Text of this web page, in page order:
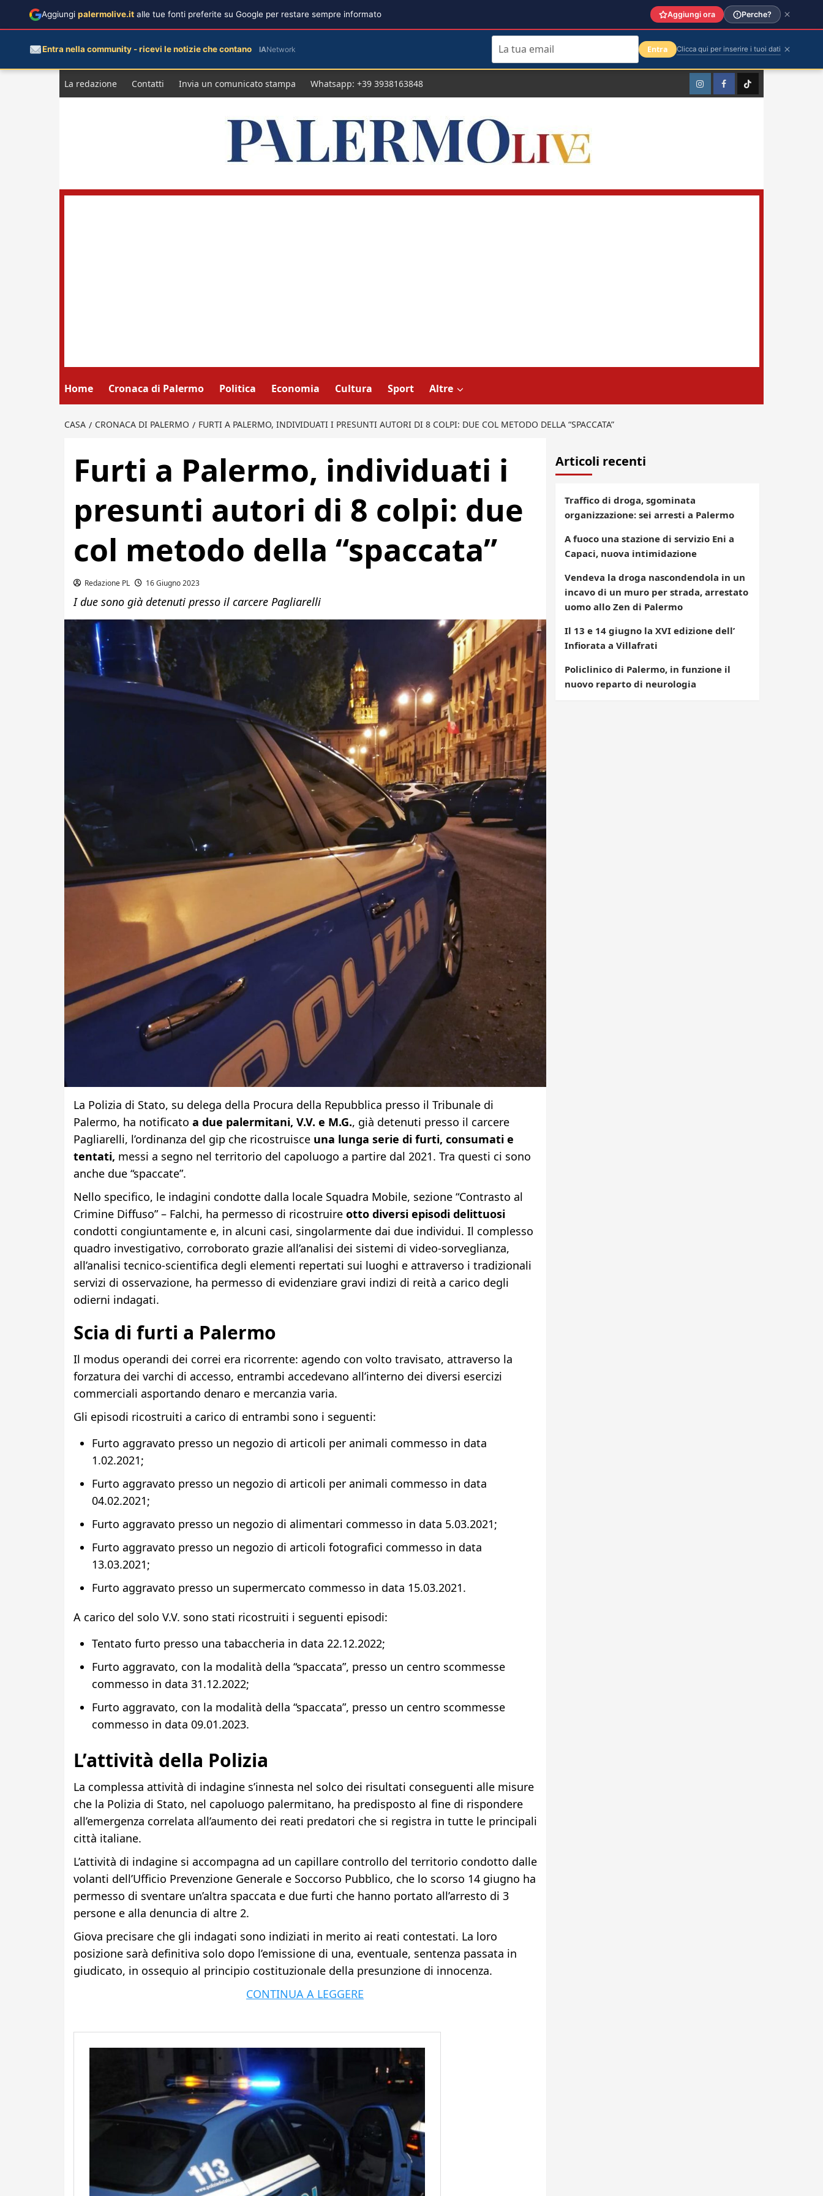
La redazione Contatti Invia un comunicato stampa Whatsapp: +39 3938163848 InstagramFacebookTikTok
Home Cronaca di Palermo Politica Economia Cultura Sport Altre
CASA CRONACA DI PALERMO FURTI A PALERMO, INDIVIDUATI I PRESUNTI AUTORI DI 8 COLPI: DUE COL METODO DELLA “SPACCATA”
Furti a Palermo, individuati i
presunti autori di 8 colpi: due
col metodo della “spaccata”
Redazione PL 16 Giugno 2023
I due sono già detenuti presso il carcere Pagliarelli
La Polizia di Stato, su delega della Procura della Repubblica presso il Tribunale di
Palermo, ha notificato a due palermitani, V.V. e M.G., già detenuti presso il carcere
Pagliarelli, l’ordinanza del gip che ricostruisce una lunga serie di furti, consumati e
tentati, messi a segno nel territorio del capoluogo a partire dal 2021. Tra questi ci sono
anche due “spaccate”.
Nello specifico, le indagini condotte dalla locale Squadra Mobile, sezione “Contrasto al
Crimine Diffuso” – Falchi, ha permesso di ricostruireotto diversi episodi delittuosi
condotti congiuntamente e, in alcuni casi, singolarmente dai due individui. Il complesso
quadro investigativo, corroborato grazie all’analisi dei sistemi di video-sorveglianza,
all’analisi tecnico-scientifica degli elementi repertati sui luoghi e attraverso i tradizionali
servizi di osservazione, ha permesso di evidenziare gravi indizi di reità a carico degli
odierni indagati.
Scia di furti a Palermo
Il modus operandi dei correi era ricorrente: agendo con volto travisato, attraverso la
forzatura dei varchi di accesso, entrambi accedevano all’interno dei diversi esercizi
commerciali asportando denaro e mercanzia varia.
Gli episodi ricostruiti a carico di entrambi sono i seguenti:
Furto aggravato presso un negozio di articoli per animali commesso in data
1.02.2021;
Furto aggravato presso un negozio di articoli per animali commesso in data
04.02.2021;
Furto aggravato presso un negozio di alimentari commesso in data 5.03.2021;
Furto aggravato presso un negozio di articoli fotografici commesso in data
13.03.2021;
Furto aggravato presso un supermercato commesso in data 15.03.2021.
A carico del solo V.V. sono stati ricostruiti i seguenti episodi:
Tentato furto presso una tabaccheria in data 22.12.2022;
Furto aggravato, con la modalità della “spaccata”, presso un centro scommesse
commesso in data 31.12.2022;
Furto aggravato, con la modalità della “spaccata”, presso un centro scommesse
commesso in data 09.01.2023.
L’attività della Polizia
La complessa attività di indagine s’innesta nel solco dei risultati conseguenti alle misure
che la Polizia di Stato, nel capoluogo palermitano, ha predisposto al fine di rispondere
all’emergenza correlata all’aumento dei reati predatori che si registra in tutte le principali
città italiane.
L’attività di indagine si accompagna ad un capillare controllo del territorio condotto dalle
volanti dell’Ufficio Prevenzione Generale e Soccorso Pubblico, che lo scorso 14 giugno ha
permesso di sventare un’altra spaccata e due furti che hanno portato all’arresto di 3
persone e alla denuncia di altre 2.
Giova precisare che gli indagati sono indiziati in merito ai reati contestati. La loro
posizione sarà definitiva solo dopo l’emissione di una, eventuale, sentenza passata in
giudicato, in ossequio al principio costituzionale della presunzione di innocenza.
CONTINUA A LEGGERE
Articoli recenti
Traffico di droga, sgominata
organizzazione: sei arresti a Palermo
A fuoco una stazione di servizio Eni a
Capaci, nuova intimidazione
Vendeva la droga nascondendola in un
incavo di un muro per strada, arrestato
uomo allo Zen di Palermo
Il 13 e 14 giugno la XVI edizione dell’
Infiorata a Villafrati
Policlinico di Palermo, in funzione il
nuovo reparto di neurologia
Aggiungi palermolive.it alle tue fonti preferite su Google per restare sempre informato Aggiungi ora Perche?
Entra nella community - ricevi le notizie che contano IANetwork Entra Clicca qui per inserire i tuoi dati